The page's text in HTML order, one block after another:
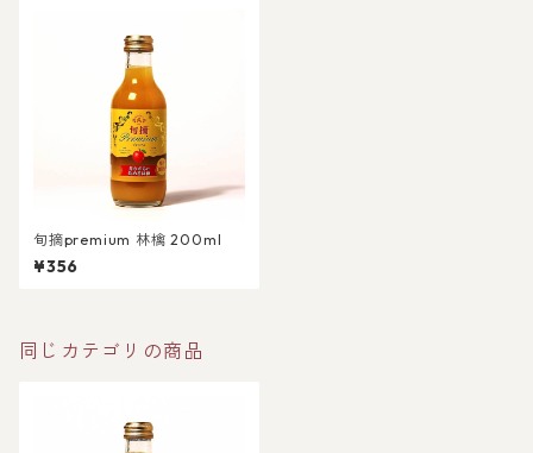
旬摘premium 林檎 200ml
¥356
同じカテゴリの商品